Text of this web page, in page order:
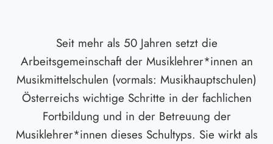
Seit mehr als 50 Jahren setzt die
Arbeitsgemeinschaft der Musiklehrer*innen an
Musikmittelschulen (vormals: Musikhauptschulen)
Österreichs wichtige Schritte in der fachlichen
Fortbildung und in der Betreuung der
Musiklehrer*innen dieses Schultyps. Sie wirkt als